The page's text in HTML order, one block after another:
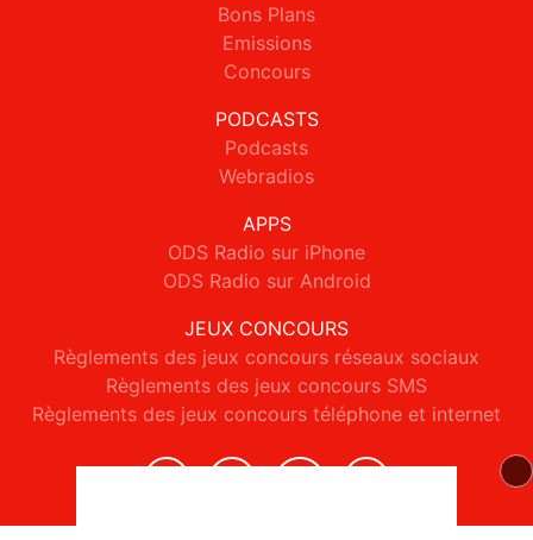
Bons Plans
Emissions
Concours
PODCASTS
Podcasts
Webradios
APPS
ODS Radio sur iPhone
ODS Radio sur Android
JEUX CONCOURS
Règlements des jeux concours réseaux sociaux
Règlements des jeux concours SMS
Règlements des jeux concours téléphone et internet